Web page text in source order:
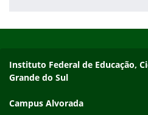
Endereço
Instituto Federal de Educação,
Grande do Sul
Campus Alvorada